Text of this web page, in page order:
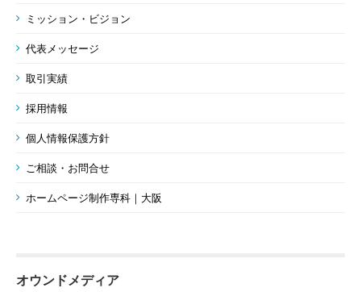
ミッション・ビジョン
代表メッセージ
取引実績
採用情報
個人情報保護方針
ご相談・お問合せ
ホームページ制作専科｜大阪
オウンドメディア